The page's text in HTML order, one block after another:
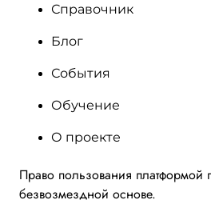
Справочник
Блог
События
Обучение
О проекте
Право пользования платформой
безвозмездной основе.